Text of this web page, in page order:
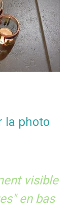
la photo
visible
en bas